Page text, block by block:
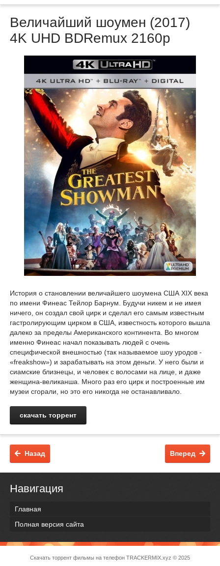
Величайший шоумен (2017)
4K UHD BDRemux 2160p
История о становлении величайшего шоумена США XIX века
по имени Финеас Тейлор Барнум. Будучи никем и не имея
ничего, он создал свой цирк и сделал его самым известным
гастролирующим цирком в США, известность которого вышла
далеко за пределы Американского континента. Во многом
именно Финеас начал показывать людей с очень
специфической внешностью (так называемое шоу уродов -
«freakshow») и зарабатывать на этом деньги. У него были и
сиамские близнецы, и человек с волосами на лице, и даже
женщина-великанша. Много раз его цирк и построенные им
музеи сгорали, но это его никогда не останавливало.
скачать торрент
Назад Вперед
Навигация
Главная
Полная версия сайта
Скачать торрент фильмы на телефон TRACKERMIX.xyz © 2025